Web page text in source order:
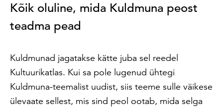
Kõik oluline, mida Kuldmuna peost
teadma pead
Kuldmunad jagatakse kätte juba sel reedel
Kultuurikatlas. Kui sa pole lugenud ühtegi
Kuldmuna-teemalist uudist, siis teeme sulle väikese
ülevaate sellest, mis sind peol ootab, mida selga